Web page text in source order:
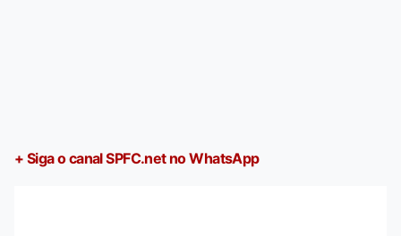
+ Siga o canal SPFC.net no WhatsApp